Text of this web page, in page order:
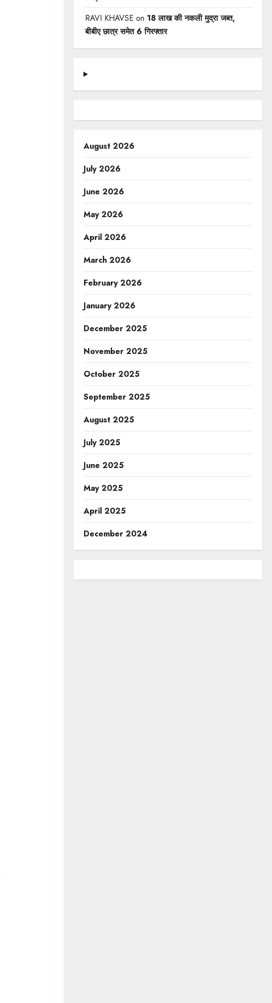
RAVI KHAVSEon 18 लाख की नकली मुद्रा जब्त,
बीबीए छात्र समेत 6 गिरफ्तार
August 2026
July 2026
June 2026
May 2026
April 2026
March 2026
February 2026
January 2026
December 2025
November 2025
October 2025
September 2025
August 2025
July 2025
June 2025
May 2025
April 2025
December 2024